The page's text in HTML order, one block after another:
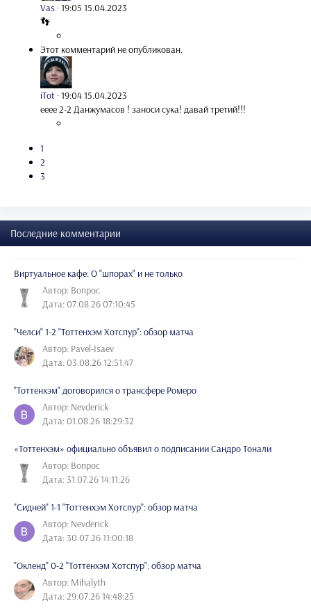
Vas ·19:05 15.04.2023
👣
Этот комментарий не опубликован.
iTot ·19:04 15.04.2023
ееее 2-2 Данжумасов ! заноси сука! давай третий!!!
1
2
3
Последние комментарии
Виртуальное кафе: О "шпорах" и не только
Автор: Вопрос
Дата: 07.08.26 07:10:45
"Челси" 1-2 "Тоттенхэм Хотспур": обзор матча
Автор: Pavel-Isaev
Дата: 03.08.26 12:51:47
"Тоттенхэм" договорился о трансфере Ромеро
Автор: Nevderick
Дата: 01.08.26 18:29:32
«Тоттенхэм» официально объявил о подписании Сандро Тонали
Автор: Вопрос
Дата: 31.07.26 14:11:26
"Сидней" 1-1 "Тоттенхэм Хотспур": обзор матча
Автор: Nevderick
Дата: 30.07.26 11:00:18
"Окленд" 0-2 "Тоттенхэм Хотспур": обзор матча
Автор: Mihalyth
Дата: 29.07.26 14:48:25